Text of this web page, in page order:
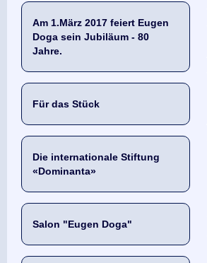
Am 1.März 2017 feiert Eugen
Doga sein Jubiläum - 80
Jahre.
Für das Stück
Die internationale Stiftung
«Dominanta»
Salon "Eugen Doga"